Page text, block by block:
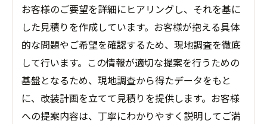
お客様のご要望を詳細にヒアリングし、それを基に
した見積りを作成しています。お客様が抱える具体
的な問題やご希望を確認するため、現地調査を徹底
して行います。この情報が適切な提案を行うための
基盤となるため、現地調査から得たデータをもと
に、改装計画を立てて見積りを提供します。お客様
への提案内容は、丁寧にわかりやすく説明してご満